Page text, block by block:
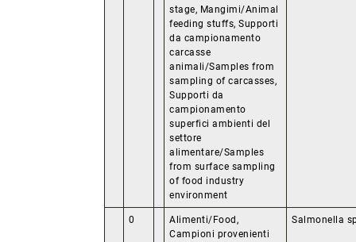
stage, Mangimi/Animal
feeding stuffs, Supporti
da campionamento
carcasse
animali/Samples from
sampling of carcasses,
Supporti da
campionamento
superfici ambienti del
settore
alimentare/Samples
from surface sampling
of food industry
environment
0
Alimenti/Food,
Campioni provenienti
Salmonella